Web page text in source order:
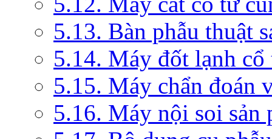
5.13. Bàn phẫu thuật
5.14. Máy đốt lạnh
5.15. Máy chẩn đoán
5.16. Máy nội soi sản